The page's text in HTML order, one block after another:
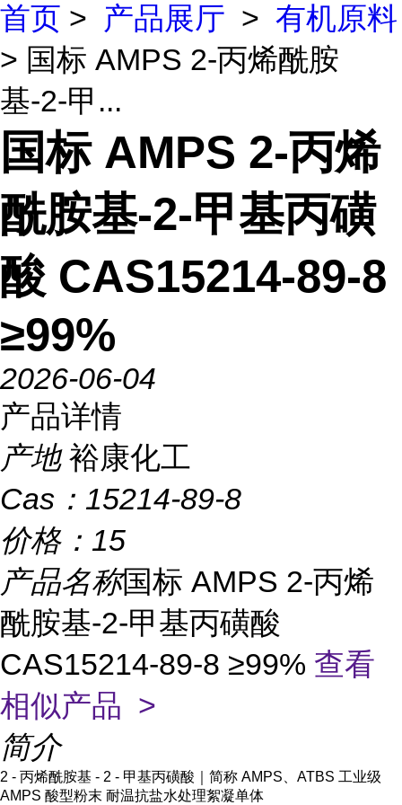
首页 > 产品展厅 > 有机原料
> 国标 AMPS 2-丙烯酰胺
基-2-甲...
国标 AMPS 2-丙烯
酰胺基-2-甲基丙磺
酸 CAS15214-89-8
≥99%
2026-06-04
产品详情
产地 裕康化工
Cas： 15214-89-8
价格： 15
产品名称国标 AMPS 2-丙烯
酰胺基-2-甲基丙磺酸
CAS15214-89-8 ≥99% 查看
相似产品 >
简介
2 - 丙烯酰胺基 - 2 - 甲基丙磺酸｜简称 AMPS、ATBS 工业级
AMPS 酸型粉末 耐温抗盐水处理絮凝单体